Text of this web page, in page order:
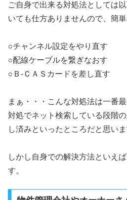
ご自身で出来る対処法としては
いても仕方ありませんので、簡単
○チャンネル設定をやり直す
○配線ケーブルを繋ぎなおす
○Ｂ-ＣＡＳカードを差し直す
まぁ・・・こんな対処法は一番
対処でネット検索している段階
し済みといったところだと思いま
しかし自身での解決方法といえ
す。